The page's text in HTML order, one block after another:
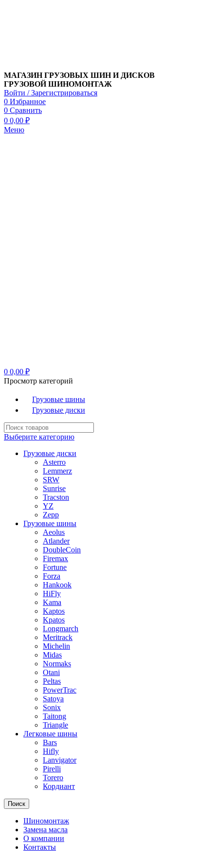
МАГАЗИН ГРУЗОВЫХ ШИН И ДИСКОВ
ГРУЗОВОЙ ШИНОМОНТАЖ
Войти / Зарегистрироваться
0 Избранное
0 Сравнить
0 0,00 ₽
Меню
0 0,00 ₽
Просмотр категорий
Грузовые шины
Грузовые диски
Выберите категорию
Грузовые диски
Asterro
Lemmerz
SRW
Sunrise
Tracston
YZ
Zepp
Грузовые шины
Aeolus
Atlander
DoubleCoin
Firemax
Fortune
Forza
Hankook
HiFly
Kama
Kaptos
Kpatos
Longmarch
Meritrack
Michelin
Midas
Normaks
Otani
Peltas
PowerTrac
Satoya
Sonix
Taitong
Triangle
Легковые шины
Bars
Hifly
Lanvigator
Pirelli
Torero
Кордиант
Поиск
Шиномонтаж
Замена масла
О компании
Контакты